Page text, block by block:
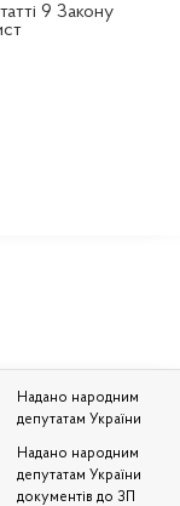
9 Закону
Надано народним
депутатам України
Надано народним
депутатам України
документів до ЗП